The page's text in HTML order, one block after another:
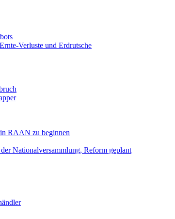
Verluste und Erdrutsche
RAAN zu beginnen
Nationalversammlung, Reform geplant